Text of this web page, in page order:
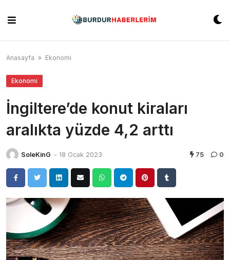
content
Anasayfa » Ekonomi
Ekonomi
İngiltere’de konut kiraları
aralıkta yüzde 4,2 arttı
SoleKinG - 18 Ocak 2023 75 0